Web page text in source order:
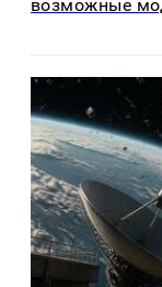
возможные